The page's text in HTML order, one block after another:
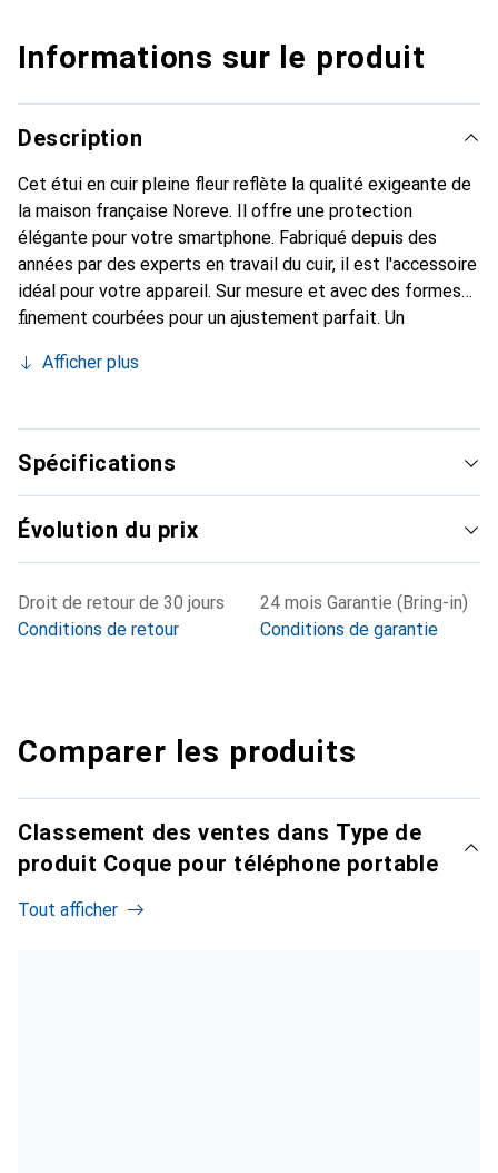
Informations sur le produit
Description
Cet étui en cuir pleine fleur reflète la qualité exigeante de
la maison française Noreve. Il offre une protection
élégante pour votre smartphone. Fabriqué depuis des
années par des experts en travail du cuir, il est l'accessoire
idéal pour votre appareil. Sur mesure et avec des formes
finement courbées pour un ajustement parfait. Un
smartphone. La marque Noreve est reconnue
reste toujours un excellent choix pour le client exigeant.
Afficher plus
Spécifications
Évolution du prix
Droit de retour de 30 jours
Conditions de retour
24 mois Garantie (Bring-in)
Conditions de garantie
Comparer les produits
Classement des ventes dans Type de
produit Coque pour téléphone portable
Tout afficher